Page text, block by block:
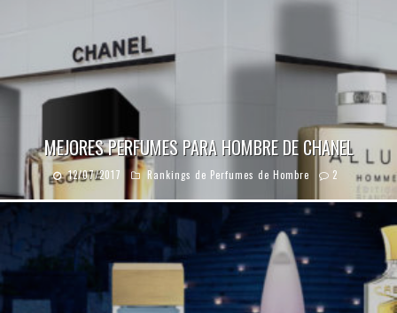
MEJORES PERFUMES PARA HOMBRE DE CHANEL
12/07/2017 Rankings de Perfumes de Hombre 2